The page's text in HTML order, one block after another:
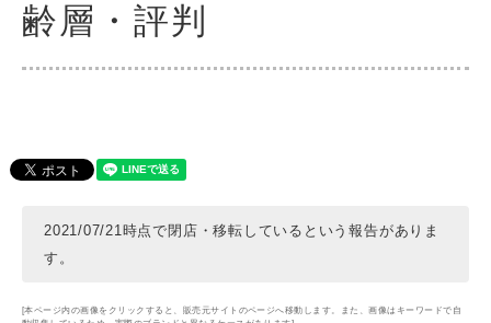
齢層・評判
2021/07/21時点で閉店・移転しているという報告がありま
す。
[本ページ内の画像をクリックすると、販売元サイトのページへ移動します。また、画像はキーワードで自